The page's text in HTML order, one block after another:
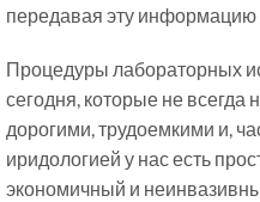
передавая эту информацию
Процедуры лабораторных
сегодня, которые не
дорогими, трудоемкими и,
иридологией у нас есть
экономичный и